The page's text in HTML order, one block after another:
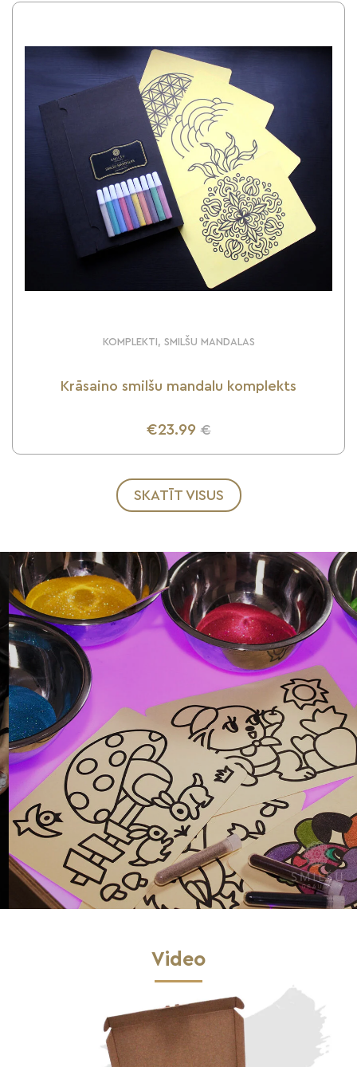
KOMPLEKTI, SMILŠU MANDALAS
Krāsaino smilšu mandalu komplekts
€23.99 €
UZZINI VAIRĀK
SKATĪT VISUS
Video